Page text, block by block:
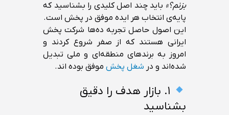
بزنم؟» باید چند اصل کلیدی را بشناسید که
پایه‌ی انتخاب هر ایده موفق در پخش است.
این اصول حاصل تجربه ده‌ها شرکت پخش
ایرانی هستند که از صفر شروع کردند و
امروز به برندهای منطقه‌ای و ملی تبدیل
شده‌اند و در شغل پخش موفق بوده اند.
۱. بازار هدف را دقیق
بشناسید